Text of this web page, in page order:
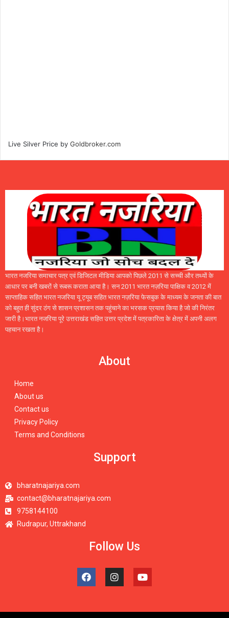
Live Silver Price by Goldbroker.com
भारत नजरिया समाचार पत्र एवं डिजिटल मीडिया आपको पिछले 2011 से सच्ची और तथ्यों के
आधार पर बनी खबरों से रूबरू कराता आया है। सन 2011 भारत नज़रिया पाक्षिक व 2012 में
साप्ताहिक सहित भारत नजरिया यू ट्यूब सहित भारत नज़रिया फेसबुक के माध्यम के जनता की बात
को बहुत ही सुंदर ठंग से शासन प्रशासन तक पहुंचाने का भरसक प्रयास किया है जो की निरंतर
जारी है।भारत नजरिया पूरे उत्तराखंड सहित उत्तर प्रदेश में पत्रकारिता के क्षेत्र में अपनी अलग
पहचान रखता है।
About
Home
About us
Contact us
Privacy Policy
Terms and Conditions
Support
bharatnajariya.com
contact@bharatnajariya.com
9758144100
Rudrapur, Uttrakhand
Follow Us